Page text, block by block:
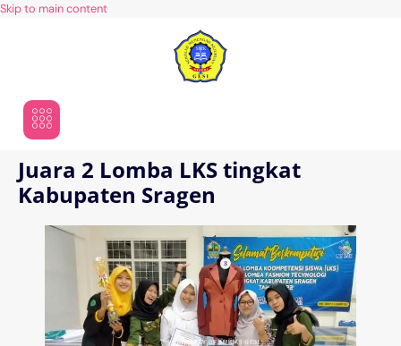
Skip to main content
Juara 2 Lomba LKS tingkat
Kabupaten Sragen